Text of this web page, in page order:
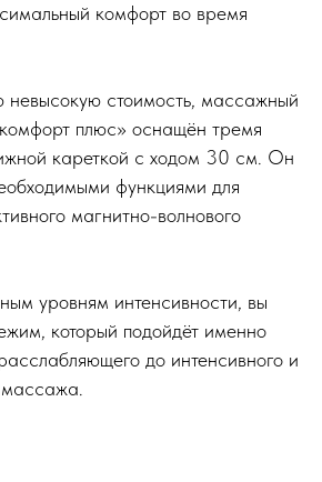
комфорт во время
стоимость, массажный
плюс» оснащён тремя
кареткой с ходом 30 см. Он
функциями для
магнитно-волнового
уровням интенсивности, вы
который подойдёт именно
до интенсивного и
массажа.